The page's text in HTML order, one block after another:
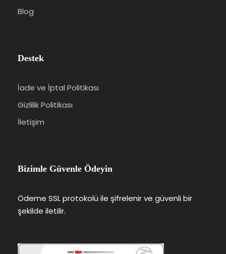
Blog
Destek
İade ve İptal Politikası
Gizlilik Politikası
İletişim
Bizimle Güvenle Ödeyin
Ödeme SSL protokolü ile şifrelenir ve güvenli bir
şekilde iletilir.